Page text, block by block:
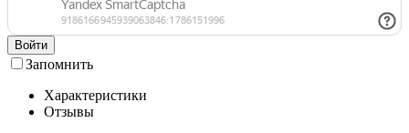
Войти
Запомнить
Характеристики
Отзывы